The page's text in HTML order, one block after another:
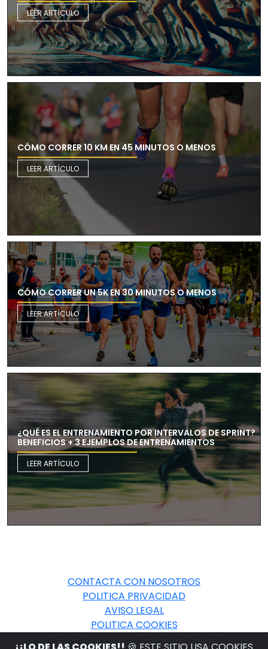
LEER ARTÍCULO
CÓMO CORRER 10 KM EN 45 MINUTOS O MENOS
LEER ARTÍCULO
CÓMO CORRER UN 5K EN 30 MINUTOS O MENOS
LEER ARTÍCULO
¿QUÉ ES EL ENTRENAMIENTO POR INTERVALOS DE SPRINT?
BENEFICIOS + 3 EJEMPLOS DE ENTRENAMIENTOS
LEER ARTÍCULO
CONTACTA CON NOSOTROS
POLITICA PRIVACIDAD
AVISO LEGAL
POLITICA COOKIES